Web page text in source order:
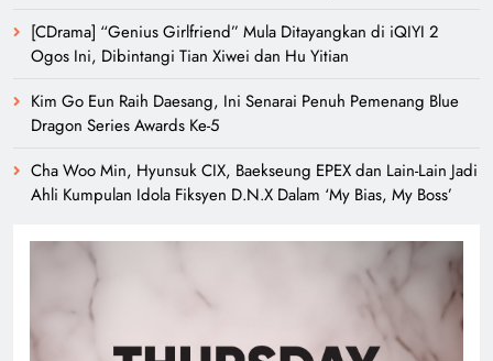
[CDrama] “Genius Girlfriend” Mula Ditayangkan di iQIYI 2
Ogos Ini, Dibintangi Tian Xiwei dan Hu Yitian
Kim Go Eun Raih Daesang, Ini Senarai Penuh Pemenang Blue
Dragon Series Awards Ke-5
Cha Woo Min, Hyunsuk CIX, Baekseung EPEX dan Lain-Lain Jadi
Ahli Kumpulan Idola Fiksyen D.N.X Dalam ‘My Bias, My Boss’